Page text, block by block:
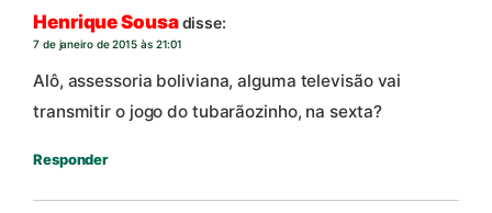
Henrique Sousadisse:
7 de janeiro de 2015 às 21:01
Alô, assessoria boliviana, alguma televisão vai
transmitir o jogo do tubarãozinho, na sexta?
Responder